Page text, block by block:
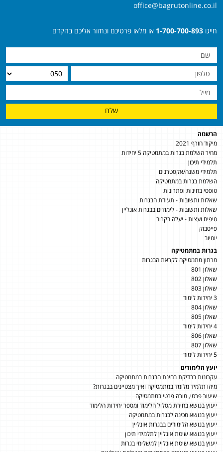
office@bagrutonline.co.il
חייגו 1-700-700-893 או מלאו פרטיכם ונחזור אליכם בהקדם
שלח
הרשמה
מיקוד חורף 2021
מחיר השלמת בגרות במתמטיקה 5 יחידות
תלמידי תיכון
תלמידי משנה/אקסטרנים
השלמת בגרות במתמטיקה
טופסי בחינות ופתרונות
שאלות ותשובות - תעודת הבגרות
שאלות ותשובות - לימודים בבגרות אונליין
טיפים ועצות - יעלה בקרוב
פייסבוק
יוטיוב
בגרות במתמטיקה
מרתון מתמטיקה לקראת הבגרות
שאלון 801
שאלון 802
שאלון 803
3 יחידות לימוד
שאלון 804
שאלון 805
4 יחידות לימוד
שאלון 806
שאלון 807
5 יחידות לימוד
יועץ הלימודים
עקרונות בבדיקת בחינת הבגרות במתמטיקה
מיהו תלמיד מלומד במתמטיקה ואיך מצטיינים בבגרות?
שיעור פרטי, מורה פרטי במתמטיקה
ייעוץ בנושא בחירת מסלול הלימוד ומספר יחידות הלימוד
ייעוץ בנושא מכינה לבגרות במתמטיקה
ייעוץ בנושא הלימודים בבגרות אונליין
ייעוץ בנושא שיטת אונליין לתלמידי תיכון
ייעוץ בנושא שיטת אונליין למשלימי בגרות